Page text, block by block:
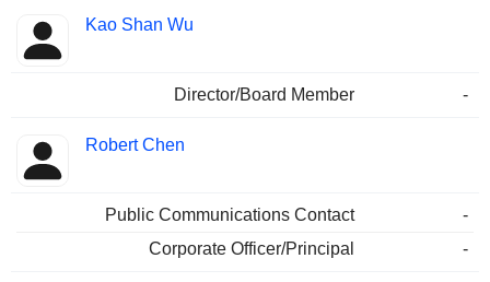
Kao Shan Wu
Director/Board Member -
Robert Chen
Public Communications Contact
-
Corporate Officer/Principal
-